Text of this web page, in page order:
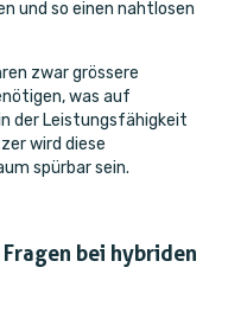
und so einen nahtlosen
zwar grössere
was auf
der Leistungsfähigkeit
wird diese
spürbar sein.
bei hybriden